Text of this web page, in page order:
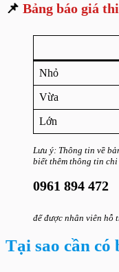
📌 Bảng báo giá
Nhỏ
Vừa
Lớn
Lưu ý: Thông tin về
biết thêm thông tin
0961 894 472
để được nhân viên hỗ
Tại sao cần